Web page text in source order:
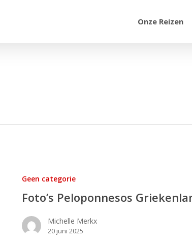
Onze Reizen
GriekenlandGeen categorie
Foto’s Peloponnesos
Michelle Merkx
20 juni 2025